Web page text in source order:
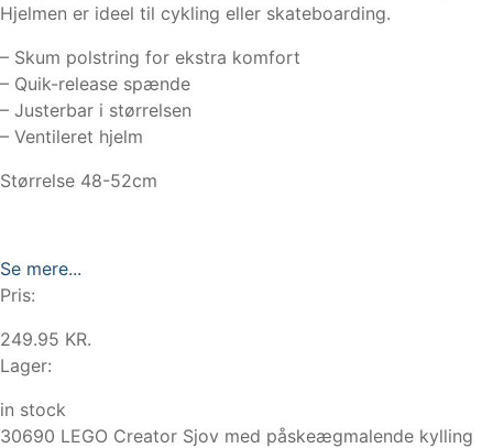
Hjelmen er ideel til cykling eller skateboarding.
– Skum polstring for ekstra komfort
– Quik-release spænde
– Justerbar i størrelsen
– Ventileret hjelm
Størrelse 48-52cm
Se mere...
Pris:
249.95 KR.
Lager:
in stock
30690 LEGO Creator Sjov med påskeægmalende kylling